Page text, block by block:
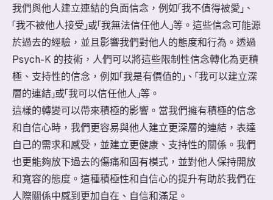
我們與他人建立連結的負面信念，例如「我不值得被愛」、
「我不被他人接受」或「我無法信任他人」等。這些信念可能源
於過去的經驗，並且影響我們對他人的態度和行為。透過
Psych-K 的技術，人們可以將這些限制性信念轉化為更積
極、支持性的信念，例如「我是有價值的」、「我可以建立深
層的連結」或「我可以信任他人」等。
這樣的轉變可以帶來積極的影響。當我們擁有積極的信念
和自信心時，我們更容易與他人建立更深層的連結，表達
自己的需求和感受，並建立更健康、支持性的關係。我們
也更能夠放下過去的傷痛和固有模式，並對他人保持開放
和寬容的態度。這種積極性和自信心的提升有助於我們在
人際關係中感到更加自在、自信和滿足。